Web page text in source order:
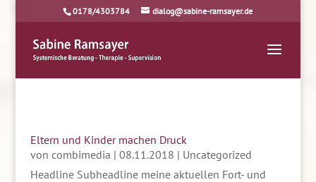
0178/4303784 dialog@sabine-ramsayer.de
Eltern und Kinder machen Druck
von combimedia | 08.11.2018 | Uncategorized
Headline Subheadline meine aktuellen Fort- und